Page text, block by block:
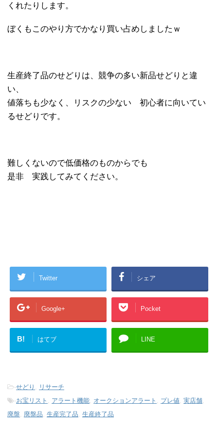
くれたりします。
ぼくもこのやり方でかなり買い占めしましたｗ
生産終了品のせどりは、競争の多い新品せどりと違
い、
値落ちも少なく、リスクの少ない 初心者に向いてい
るせどりです。
難しくないので低価格のものからでも
是非 実践してみてください。
Twitter シェア
Google+ Pocket
B! はてブ LINE
-せどり
リサーチ
-お宝リスト アラート機能 オークションアラート プレ値 実店舗
廃盤 廃盤品 生産完了品 生産終了品